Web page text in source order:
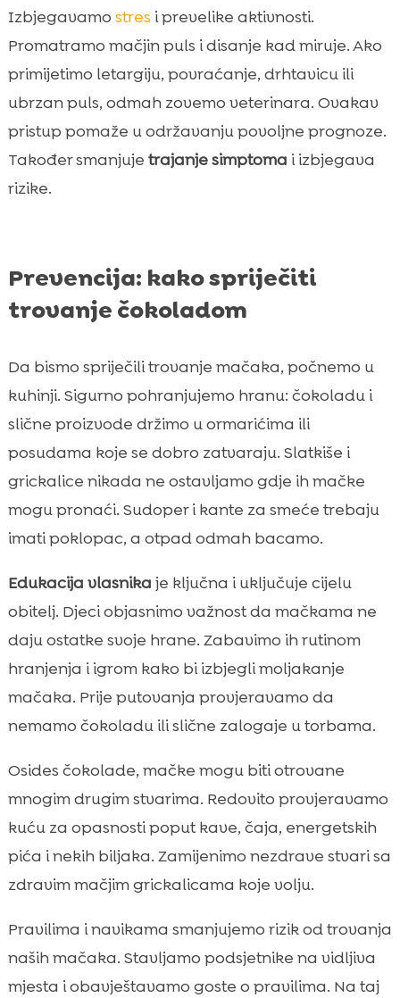
Izbjegavamo stres i prevelike aktivnosti.
Promatramo mačjin puls i disanje kad miruje. Ako
primijetimo letargiju, povraćanje, drhtavicu ili
ubrzan puls, odmah zovemo veterinara. Ovakav
pristup pomaže u održavanju povoljne prognoze.
Također smanjuje trajanje simptoma i izbjegava
rizike.
Prevencija: kako spriječiti
trovanje čokoladom
Da bismo spriječili trovanje mačaka, počnemo u
kuhinji. Sigurno pohranjujemo hranu: čokoladu i
slične proizvode držimo u ormarićima ili
posudama koje se dobro zatvaraju. Slatkiše i
grickalice nikada ne ostavljamo gdje ih mačke
mogu pronaći. Sudoper i kante za smeće trebaju
imati poklopac, a otpad odmah bacamo.
Edukacija vlasnika je ključna i uključuje cijelu
obitelj. Djeci objasnimo važnost da mačkama ne
daju ostatke svoje hrane. Zabavimo ih rutinom
hranjenja i igrom kako bi izbjegli moljakanje
mačaka. Prije putovanja provjeravamo da
nemamo čokoladu ili slične zalogaje u torbama.
Osides čokolade, mačke mogu biti otrovane
mnogim drugim stvarima. Redovito provjeravamo
kuću za opasnosti poput kave, čaja, energetskih
pića i nekih biljaka. Zamijenimo nezdrave stvari sa
zdravim mačjim grickalicama koje volju.
Pravilima i navikama smanjujemo rizik od trovanja
naših mačaka. Stavljamo podsjetnike na vidljiva
mjesta i obavještavamo goste o pravilima. Na taj